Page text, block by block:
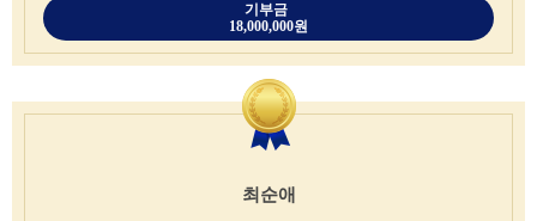
기부금
18,000,000원
최순애